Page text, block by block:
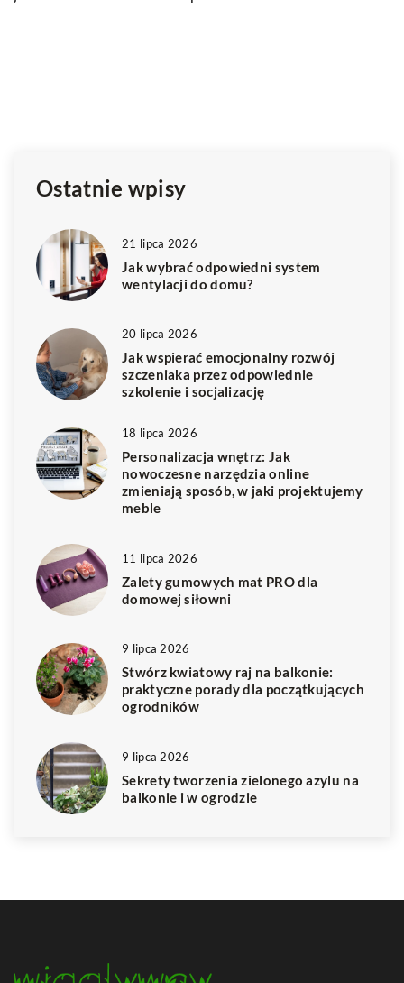
Ostatnie wpisy
21 lipca 2026
Jak wybrać odpowiedni system
wentylacji do domu?
20 lipca 2026
Jak wspierać emocjonalny rozwój
szczeniaka przez odpowiednie
szkolenie i socjalizację
18 lipca 2026
Personalizacja wnętrz: Jak
nowoczesne narzędzia online
zmieniają sposób, w jaki projektujemy
meble
11 lipca 2026
Zalety gumowych mat PRO dla
domowej siłowni
9 lipca 2026
Stwórz kwiatowy raj na balkonie:
praktyczne porady dla początkujących
ogrodników
9 lipca 2026
Sekrety tworzenia zielonego azylu na
balkonie i w ogrodzie